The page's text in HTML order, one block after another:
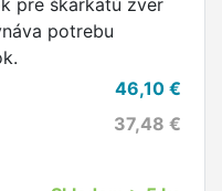
pre škárkatú zver
potrebu
46,10 €
37,48 €